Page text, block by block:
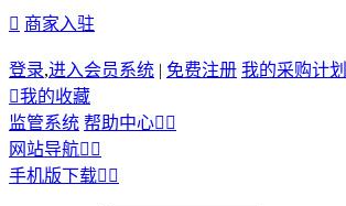
 商家入驻
登录,进入会员系统 | 免费注册 我的采购计划
我的收藏
监管系统 帮助中心 
网站导航 
手机版下载 